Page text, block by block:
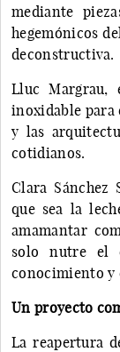
mediante
hegemónicos
deconstructiva.
Lluc Margrau,
inoxidable para
y las
cotidianos.
Clara
que sea la
amamantar
solo nutre el
conocimiento y
Un proyecto
La reapertura